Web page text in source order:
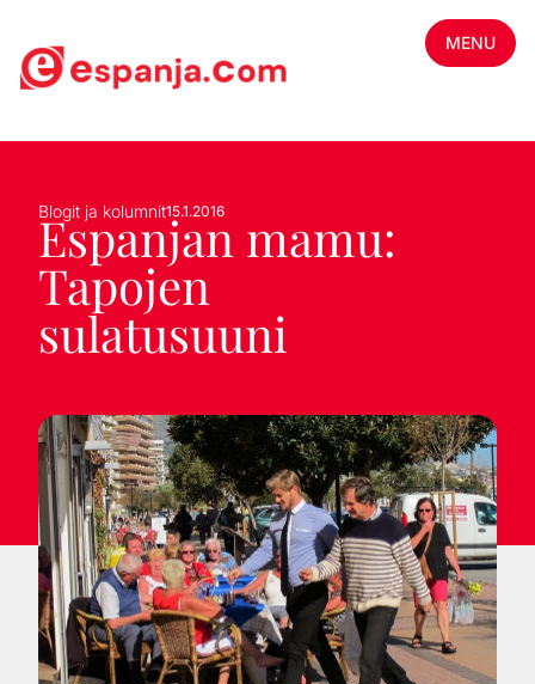
MENU
Blogit ja kolumnit15.1.2016
Espanjan mamu:
Tapojen
sulatusuuni